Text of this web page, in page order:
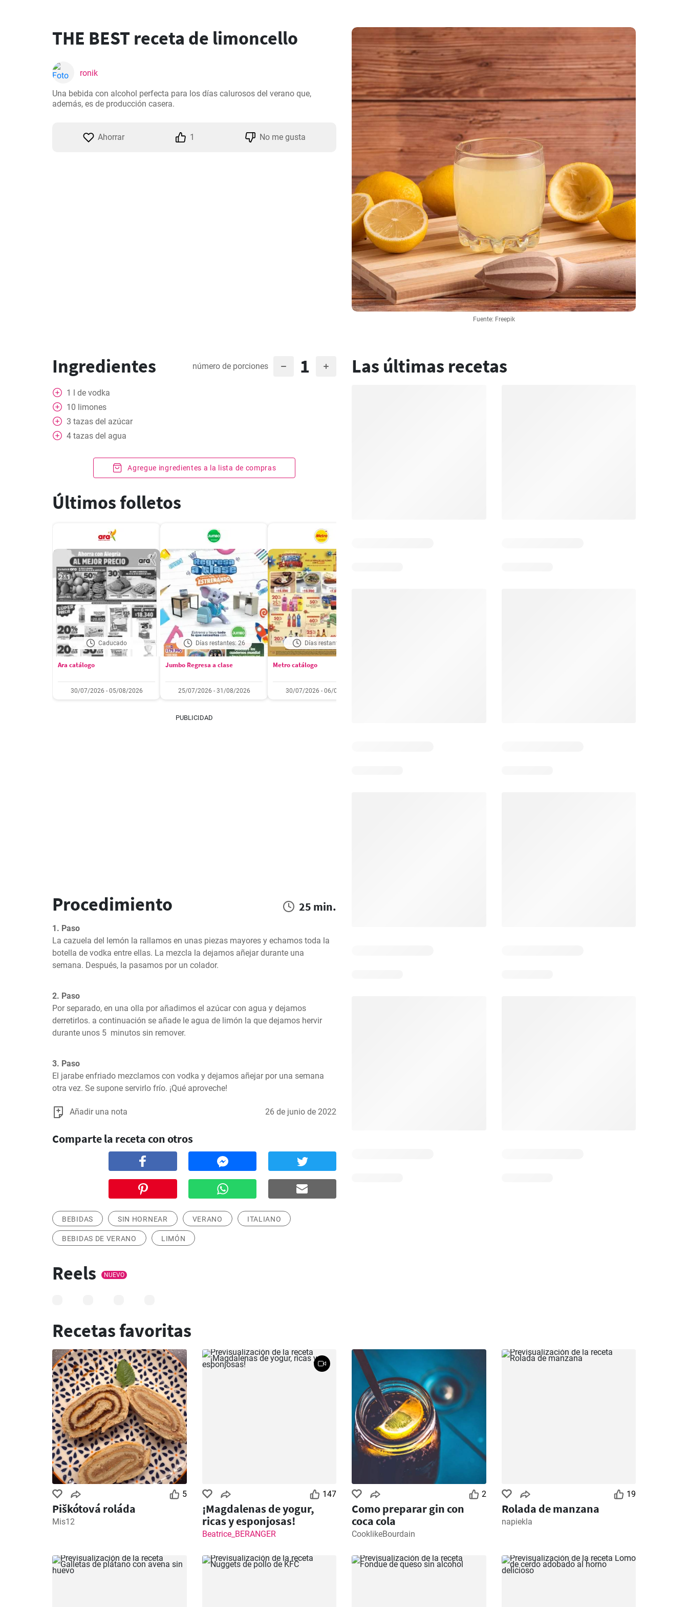
Fuente: Freepik
THE BEST receta de limoncello
ronik
Una bebida con alcohol perfecta para los días calurosos del verano que,
además, es de producción casera.
Ahorrar 1 No me gusta
Ingredientes número de porciones 1
1 l de vodka
10 limones
3 tazas del azúcar
4 tazas del agua
Agregue ingredientes a la lista de compras
Últimos folletos
Caducado
Ara catálogo
30/07/2026 - 05/08/2026
Días restantes: 26
Jumbo Regresa a clase
25/07/2026 - 31/08/2026
Días restantes: 1
Metro catálogo
30/07/2026 - 06/08/2026
PUBLICIDAD
Procedimiento 25 min.
1. Paso
La cazuela del lemón la rallamos en unas piezas mayores y echamos toda la
botella de vodka entre ellas. La mezcla la dejamos añejar durante una
semana. Después, la pasamos por un colador.
2. Paso
Por separado, en una olla por añadimos el azúcar con agua y dejamos
derretirlos. a continuación se añade le agua de limón la que dejamos hervir
durante unos 5  minutos sin remover.
3. Paso
El jarabe enfriado mezclamos con vodka y dejamos añejar por una semana
otra vez. Se supone servirlo frío. ¡Qué aproveche!
Añadir una nota 26 de junio de 2022
Comparte la receta con otros
BEBIDAS SIN HORNEAR VERANO ITALIANO
BEBIDAS DE VERANO LIMÓN
Las últimas recetas
Reels NUEVO
Recetas favoritas
5
Piškótová roláda
Mis12
147
¡Magdalenas de yogur,
ricas y esponjosas!
Beatrice_BERANGER
2
Como preparar gin con
coca cola
CooklikeBourdain
19
Rolada de manzana
napiekla